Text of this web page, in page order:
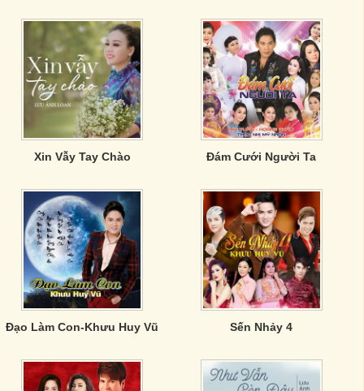
Xin Vẫy Tay Chào Đám Cưới Người Ta
Đạo Làm Con-Khưu Huy Vũ Sến Nhảy 4